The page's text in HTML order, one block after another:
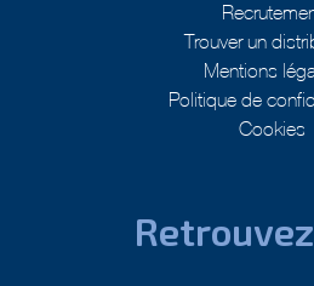
Trouver un
Mentions
Politique de
Cookies